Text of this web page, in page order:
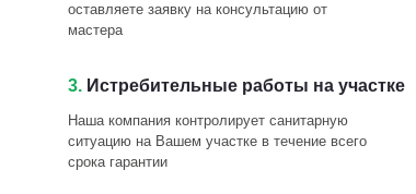
оставляете заявку на консультацию от
мастера
3. Истребительные работы на участке
Наша компания контролирует санитарную
ситуацию на Вашем участке в течение всего
срока гарантии